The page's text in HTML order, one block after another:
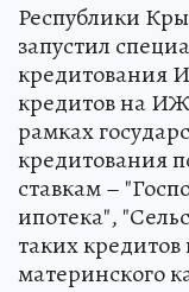
Республики
запустил
кредитования
кредитов на
рамках
кредитования
ставкам –
ипотека",
таких
материнского